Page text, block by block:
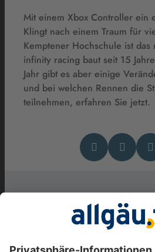
Mit einem Xbox Controller ein
Klingt nach einem Traum für
Kemptener Hochschule ist
infinity racing baut seit 15
Jahr gibt es aber einige
und bei welchen Rennen die
teilnehmen, erfahren Sie jetzt.
Das könnte Dich
interessieren